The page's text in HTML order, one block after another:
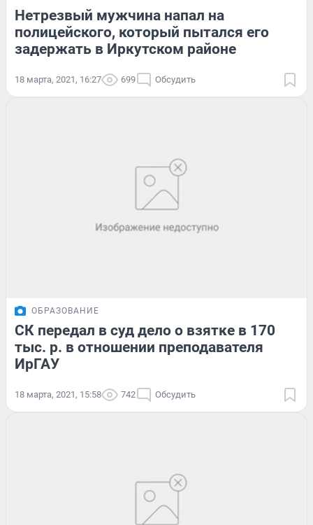
Нетрезвый мужчина напал на
полицейского, который пытался его
задержать в Иркутском районе
18 марта, 2021, 16:27 699 Обсудить
ОБРАЗОВАНИЕ
СК передал в суд дело о взятке в 170
тыс. р. в отношении преподавателя
ИрГАУ
18 марта, 2021, 15:58 742 Обсудить